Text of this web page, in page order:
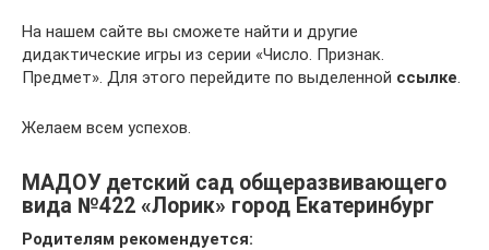
На нашем сайте вы сможете найти и другие
дидактические игры из серии «Число. Признак.
Предмет». Для этого перейдите по выделенной ссылке.
Желаем всем успехов.
МАДОУ детский сад общеразвивающего
вида №422 «Лорик» город Екатеринбург
Родителям рекомендуется: